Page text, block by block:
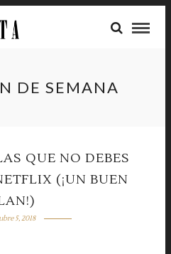
DE SEMANA
QUE NO DEBES
(¡UN BUEN
5, 2018